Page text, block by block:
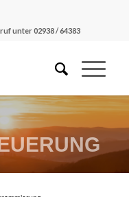
unter 02938 / 64383